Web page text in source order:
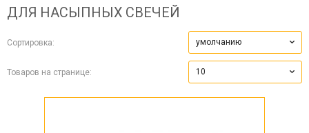
ДЛЯ НАСЫПНЫХ СВЕЧЕЙ
Сортировка: умолчанию
Товаров на странице: 10